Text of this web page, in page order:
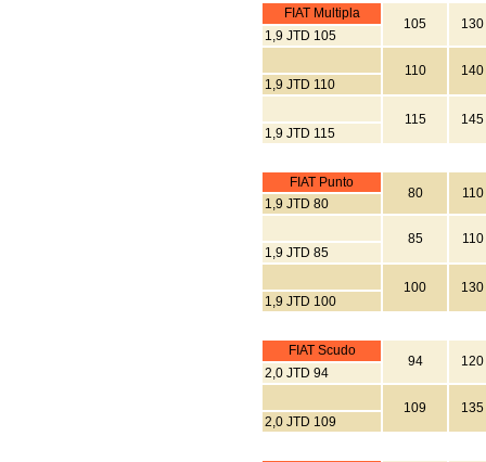
FIAT Multipla
105 130
1,9 JTD 105
110
140
1,9 JTD 110
115
145
1,9 JTD 115
FIAT Punto
80 110
1,9 JTD 80
85
110
1,9 JTD 85
100
130
1,9 JTD 100
FIAT Scudo
94 120
2,0 JTD 94
109
135
2,0 JTD 109